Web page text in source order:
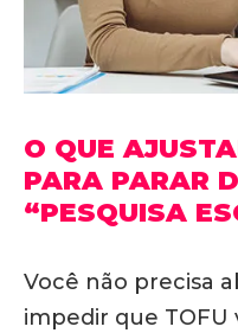
O QUE
PARA PARAR
“PESQUISA
Você não precisa
impedir que